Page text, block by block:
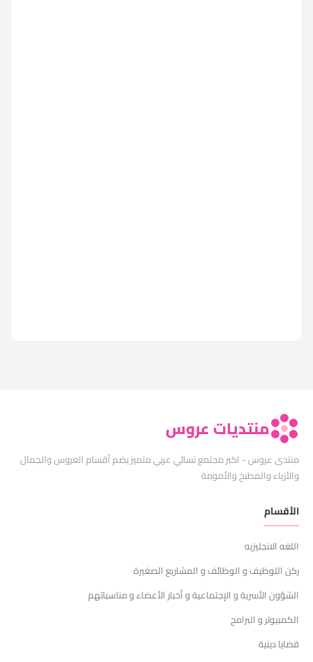
منتديات عروس
منتدى عروس - اكبر مجتمع نسائي عربي متميز يضم أقسام العروس والجمال
والأزياء والمطبخ والأمومة
الأقسام
اللغه الانجليزيه
ركن التوظيف و الوظائف و المشاريع الصغيرة
الشؤون الأسرية و الإجتماعية و أخبار الأعضاء و مناسباتهم
الكمبيوتر و البرامج
قضايا دينية